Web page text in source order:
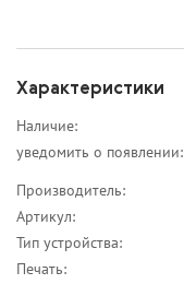
Характеристики
Наличие:
уведомить о появлении:
Производитель:
Артикул:
Тип устройства:
Печать: